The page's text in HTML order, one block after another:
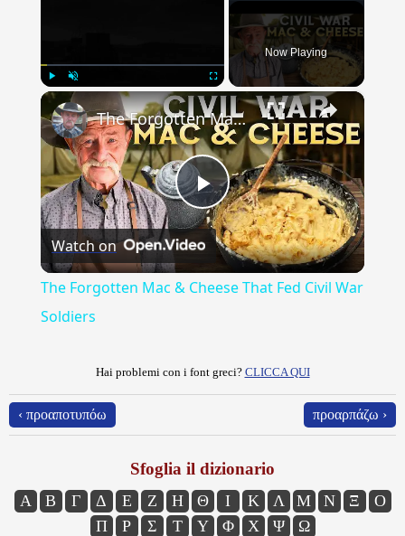
Play Unmute Fullscreen
Now Playing
×
Play
Video
The Forgotten Mac & Cheese That Fed Civil War Soldiers
Watch on
The Forgotten Mac & Cheese That Fed Civil War
Soldiers
Hai problemi con i font greci? CLICCA QUI
‹ προαποτυπόω προαρπάζω ›
Sfoglia il dizionario
Α Β Γ Δ Ε Ζ Η Θ Ι Κ Λ Μ Ν Ξ
Ο
Π
Ρ Σ Τ Υ Φ Χ Ψ Ω